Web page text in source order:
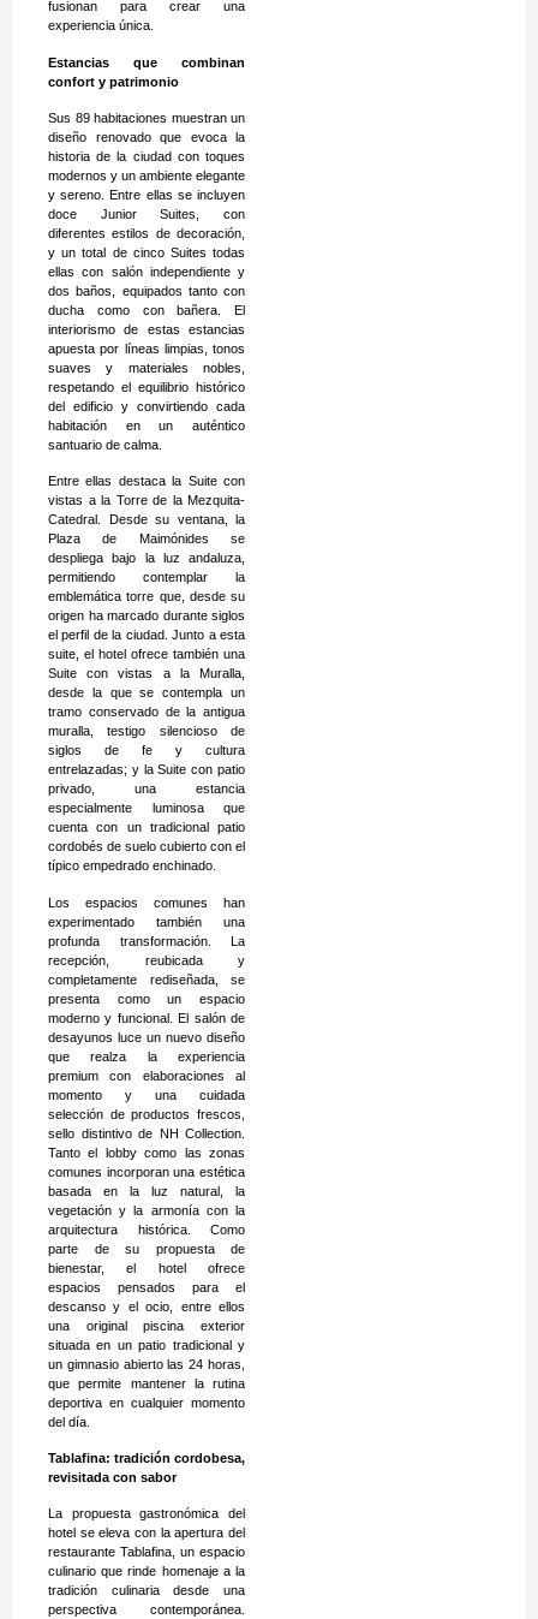
fusionan para crear una
experiencia única.
Estancias que combinan
confort y patrimonio
Sus 89 habitaciones muestran un
diseño renovado que evoca la
historia de la ciudad con toques
modernos y un ambiente elegante
y sereno. Entre ellas se incluyen
doce Junior Suites, con
diferentes estilos de decoración,
y un total de cinco Suites todas
ellas con salón independiente y
dos baños, equipados tanto con
ducha como con bañera. El
interiorismo de estas estancias
apuesta por líneas limpias, tonos
suaves y materiales nobles,
respetando el equilibrio histórico
del edificio y convirtiendo cada
habitación en un auténtico
santuario de calma.
Entre ellas destaca la Suite con
vistas a la Torre de la Mezquita-
Catedral. Desde su ventana, la
Plaza de Maimónides se
despliega bajo la luz andaluza,
permitiendo contemplar la
emblemática torre que, desde su
origen ha marcado durante siglos
el perfil de la ciudad. Junto a esta
suite, el hotel ofrece también una
Suite con vistas a la Muralla,
desde la que se contempla un
tramo conservado de la antigua
muralla, testigo silencioso de
siglos de fe y cultura
entrelazadas; y la Suite con patio
privado, una estancia
especialmente luminosa que
cuenta con un tradicional patio
cordobés de suelo cubierto con el
típico empedrado enchinado.
Los espacios comunes han
experimentado también una
profunda transformación. La
recepción, reubicada y
completamente rediseñada, se
presenta como un espacio
moderno y funcional. El salón de
desayunos luce un nuevo diseño
que realza la experiencia
premium con elaboraciones al
momento y una cuidada
selección de productos frescos,
sello distintivo de NH Collection.
Tanto el lobby como las zonas
comunes incorporan una estética
basada en la luz natural, la
vegetación y la armonía con la
arquitectura histórica. Como
parte de su propuesta de
bienestar, el hotel ofrece
espacios pensados para el
descanso y el ocio, entre ellos
una original piscina exterior
situada en un patio tradicional y
un gimnasio abierto las 24 horas,
que permite mantener la rutina
deportiva en cualquier momento
del día.
Tablafina: tradición cordobesa,
revisitada con sabor
La propuesta gastronómica del
hotel se eleva con la apertura del
restaurante Tablafina, un espacio
culinario que rinde homenaje a la
tradición culinaria desde una
perspectiva contemporánea.